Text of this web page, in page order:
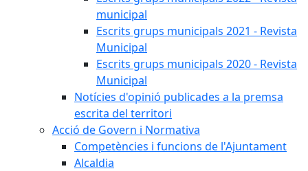
municipal
Escrits grups municipals 2021 - Revista
Municipal
Escrits grups municipals 2020 - Revista
Municipal
Notícies d'opinió publicades a la premsa
escrita del territori
Acció de Govern i Normativa
Competències i funcions de l'Ajuntament
Alcaldia